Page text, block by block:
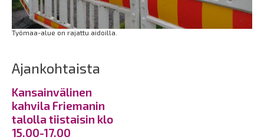
Työmaa-alue on rajattu aidoilla.
Ajankohtaista
Kansainvälinen
kahvila Friemanin
talolla tiistaisin klo
15.00-17.00